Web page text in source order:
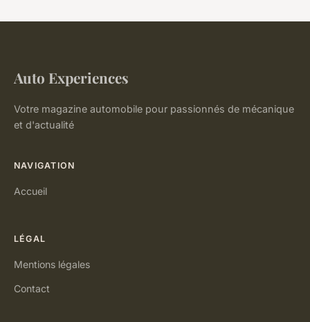
Auto Experiences
Votre magazine automobile pour passionnés de mécanique
et d'actualité
NAVIGATION
Accueil
LÉGAL
Mentions légales
Contact